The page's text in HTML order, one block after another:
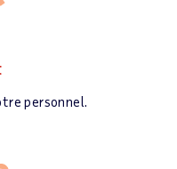
personnel.